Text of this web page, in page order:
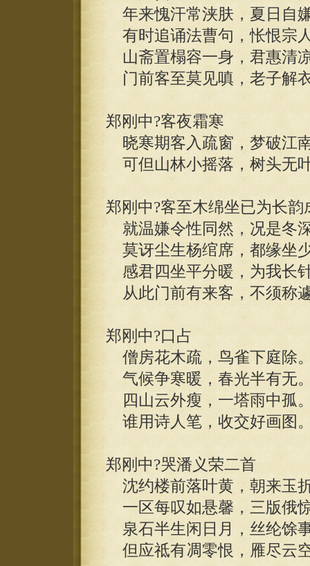
年来愧汗常浃肤，夏日自
有时追诵法曹句，怅恨宗
山斋置榻容一身，君惠清
门前客至莫见嗔，老子解
郑刚中?客夜霜寒
晓寒期客入疏窗，梦破江
可但山林小摇落，树头无
郑刚中?客至木绵坐已为长韵
就温嫌令性同然，况是冬
莫讶尘生杨绾席，都缘坐
感君四坐平分暖，为我长
从此门前有来客，不须称
郑刚中?口占
僧房花木疏，鸟雀下庭除
气候争寒暖，春光半有无
四山云外瘦，一塔雨中孤
谁用诗人笔，收交好画图
郑刚中?哭潘义荣二首
沈约楼前落叶黄，朝来玉
一区每叹如悬馨，三版俄
泉石半生闲日月，丝纶馀
但应祗有凋零恨，雁尽云